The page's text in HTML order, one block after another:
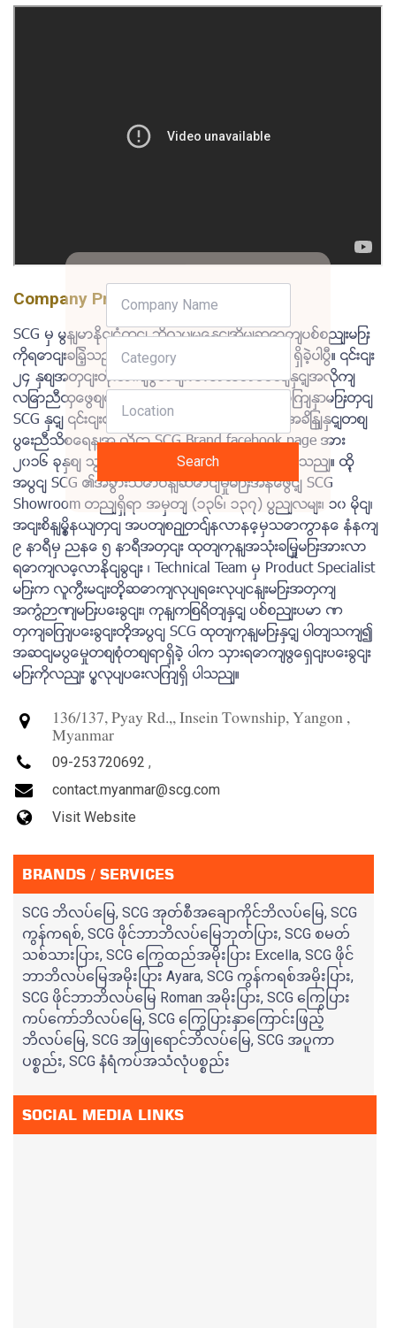
Search
Company Profile
SCG မှ မြန်မာနိုင်ငံတွင် ဘိလပ်မြေနှင့်အိမ်ဆောက်ပစ္စည်းများ
ကိုရောင်းချခဲ့သည်မှာ နှစ်ပေါင်း ၂၄ နှစ်တိုင်တိုင် ရှိခဲ့ပါပြီ။ ၎င်း
၂၄ နှစ်အတွင်းတိုးတက်ပြောင်းလဲလာသောခေတ်နှင့်အလိုက်
လျောညီထွေဖြစ်စေရန်အတွက် လူမှုကွန်ရက်စာမျက်နှာများတွင်
SCG နှင့် ၎င်း၏ကုန်ပစ္စည်းများအကြောင်းကို အချိန်နှင့်တစ်
ပြေးညီသိစေရန်အ လို့ငှာ SCG Brand facebook page အား
၂၀၁၆ ခုနှစ် သြဂုတ် လတွင်စတင်တည်ထောင်ခဲ့ပါသည်။ ထို့
အပြင် SCG ၏အခြားသောဝန်ဆောင်မှုများအနေဖြင့် SCG
Showroom တည်ရှိရာ အမှတ် (၁၃၆၊ ၁၃၇) ပြည်လမ်း၊ ၁၀ မိုင်၊
အင်းစိန်မြို့နယ်တွင် အပတ်စဉ်တင်္နလာနေ့မှသောကြာနေ နံနက်
၉ နာရီမှ ညနေ ၅ နာရီအတွင်း ထုတ်ကုန်အသုံးချမှုများအားလာ
ရောက်လေ့လာနိုင်ခြင်း ၊ Technical Team မှ Product Specialist
များက လူကြီးမင်းတို့ဆောက်လုပ်ရေးလုပ်ငန်းများအတွက်
အကြံဉာဏ်များပေးခြင်း၊ ကုန်ကျစရိတ်နှင့် ပစ္စည်းပမာ ဏ
တွက်ချက်ပေးခြင်းတို့အပြင် SCG ထုတ်ကုန်များနှင့် ပါတ်သက်၍
အဆင်မပြေမှုတစ်စုံတစ်ရာရှိခဲ့ ပါက သွားရောက်ဖြေရှင်းပေးခြင်း
များကိုလည်း ပြုလုပ်ပေးလျက်ရှိ ပါသည်။
136/137, Pyay Rd.,, Insein Township, Yangon ,
Myanmar
09-253720692 ,
contact.myanmar@scg.com
Visit Website
BRANDS / SERVICES
SCG ဘိလပ်မြေ, SCG အုတ်စီအချောကိုင်ဘိလပ်မြေ, SCG
ကွန်ကရစ်, SCG ဖိုင်ဘာဘိလပ်မြေဘုတ်ပြား, SCG စမတ်
သစ်သားပြား, SCG ကြွေထည်အမိုးပြား Excella, SCG ဖိုင်
ဘာဘိလပ်မြေအမိုးပြား Ayara, SCG ကွန်ကရစ်အမိုးပြား,
SCG ဖိုင်ဘာဘိလပ်မြေ Roman အမိုးပြား, SCG ကြွေပြား
ကပ်ကော်ဘိလပ်မြေ, SCG ကြွေပြားနှာကြောင်းဖြည့်
ဘိလပ်မြေ, SCG အဖြုရောင်ဘိလပ်မြေ, SCG အပူကာ
ပစ္စည်း, SCG နံရံကပ်အသံလုံပစ္စည်း
SOCIAL MEDIA LINKS